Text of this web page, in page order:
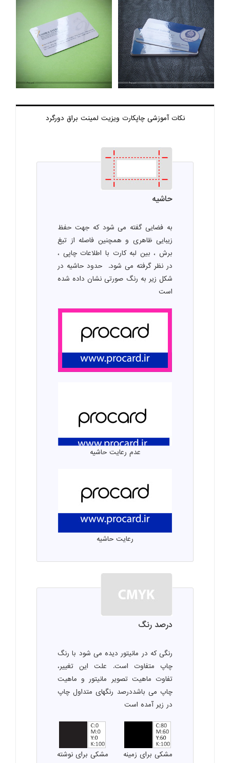
نکات آموزشی چاپکارت ویزیت لمینت براق دورگرد
حاشیه
به فضایی گفته می شود که جهت حفظ
زیبایی ظاهری و همچنین فاصله از تیغ
برش ، بین لبه کارت با اطلاعات چاپی ،
در نظر گرفته می شود. حدود حاشیه در
شکل زیر به رنگ صورتی نشان داده شده
است
عدم رعایت حاشیه
رعایت حاشیه
درصد رنگ
رنگی که در مانیتور دیده می شود با رنگ
چاپ متفاوت است. علت این تغییر،
تفاوت ماهیت تصویر مانیتور و ماهیت
چاپ می باشددرصد رنگهای متداول چاپ
در زیر آمده است
مشکی برای زمینه مشکی برای نوشته